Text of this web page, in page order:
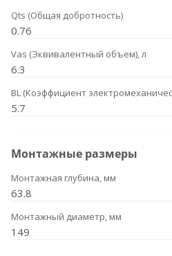
Qts (Общая добротность)
0.76
Vas (Эквивалентный объем), л
6.3
BL (Коэффициент
5.7
Монтажные размеры
Монтажная глубина, мм
63.8
Монтажный диаметр, мм
149